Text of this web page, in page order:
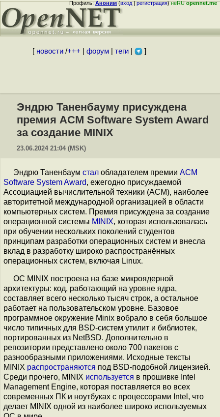
Профиль:Аноним(вход|регистрация)неRUopennet.me
[ новости/+++ форум| теги| ]
Эндрю Таненбауму присуждена
премия ACM Software System Award
за создание MINIX
23.06.2024 21:04 (MSK)
Эндрю Таненбаум стал обладателем премии ACM
Software System Award, ежегодно присуждаемой
Ассоциацией вычислительной техники (ACM), наиболее
авторитетной международной организацией в области
компьютерных систем. Премия присуждена за создание
операционной системы MINIX, которая использовалась
при обучении нескольких поколений студентов
принципам разработки операционных систем и внесла
вклад в разработку широко распространённых
операционных систем, включая Linux.
ОС MINIX построена на базе микроядерной
архитектуры: код, работающий на уровне ядра,
составляет всего несколько тысяч строк, а остальное
работает на пользовательском уровне. Базовое
программное окружение Minix вобрало в себя большое
число типичных для BSD-систем утилит и библиотек,
портированных из NetBSD. Дополнительно в
репозитории представлено около 700 пакетов с
разнообразными приложениями. Исходные тексты
MINIX распространяются под BSD-подобной лицензией.
Среди прочего, MINIX используется в прошивке Intel
Management Engine, которая поставляется во всех
современных ПК и ноутбуках с процессорами Intel, что
делает MINIX одной из наиболее широко используемых